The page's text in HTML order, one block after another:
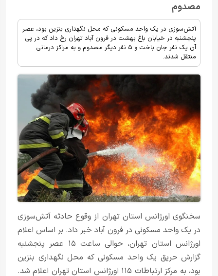
مصدوم
آتش‌سوزی در یک واحد مسکونی که محل نگهداری بنزین بود، عصر
پنجشنبه در خیابان باغ بهشت در فرون آباد تهران رخ داد که در پی
آن یک نفر جان باخت و ۵ نفر دیگر مصدوم و به مراکز درمانی
منتقل شدند.
سخنگوی اورژانس استان تهران از وقوع حادثه آتش‌سوزی
در یک واحد مسکونی در فرون آباد خبر داد. بر اساس اعلام
اورژانس استان تهران، حوالی ساعت ۱۵ عصر پنجشنبه
گزارش حریق یک واحد مسکونی که محل نگهداری بنزین
بود، به مرکز ارتباطات ۱۱۵ اورژانس استان تهران اعلام شد.